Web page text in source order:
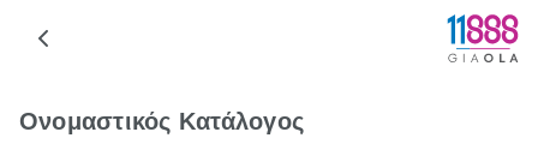
Ονομαστικός Κατάλογος